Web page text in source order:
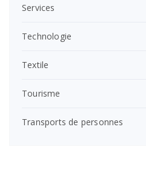
Services
Technologie
Textile
Tourisme
Transports de personnes